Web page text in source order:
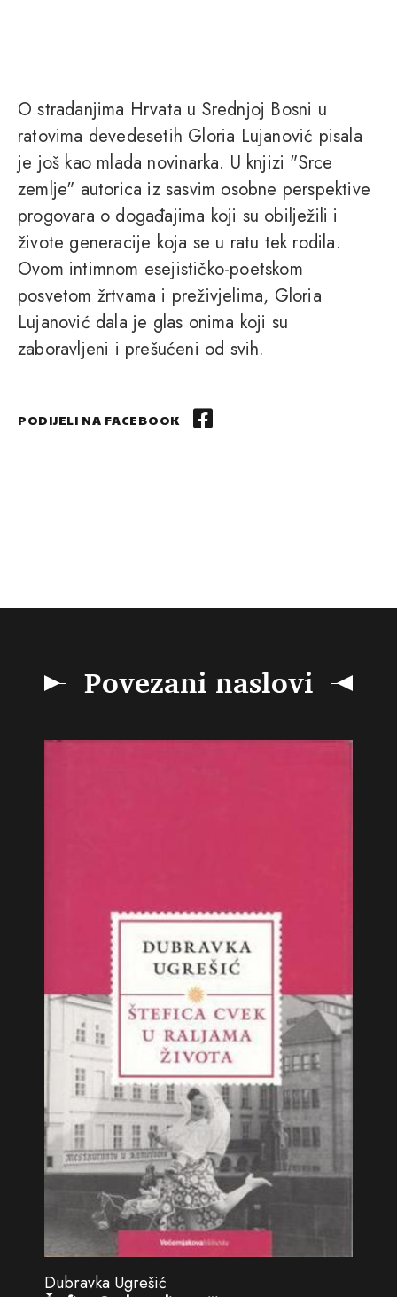
O stradanjima Hrvata u Srednjoj Bosni u
ratovima devedesetih Gloria Lujanović pisala
je još kao mlada novinarka. U knjizi "Srce
zemlje" autorica iz sasvim osobne perspektive
progovara o događajima koji su obilježili i
živote generacije koja se u ratu tek rodila.
Ovom intimnom esejističko-poetskom
posvetom žrtvama i preživjelima, Gloria
Lujanović dala je glas onima koji su
zaboravljeni i prešućeni od svih.
PODIJELI NA FACEBOOK
Povezani naslovi
Dubravka Ugrešić